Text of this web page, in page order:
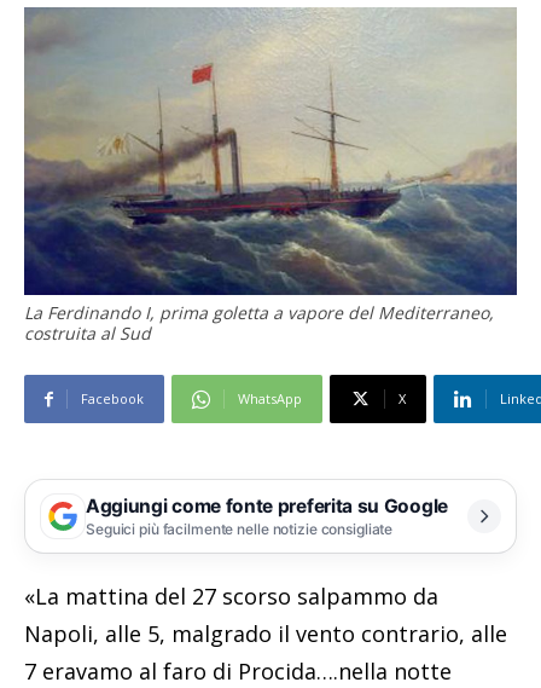
La Ferdinando I, prima goletta a vapore del Mediterraneo,
costruita al Sud
Facebook WhatsApp X
Aggiungi come fonte preferita su Google
Seguici più facilmente nelle notizie consigliate
«La mattina del 27 scorso salpammo da
Napoli, alle 5, malgrado il vento contrario, alle
7 eravamo al faro di Procida….nella notte